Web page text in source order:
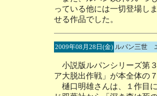
っている他には一切登場し
せる作品でした。
2009年08月28日(金) ルパン三世
小説版ルパンシリーズ第
ア大脱出作戦」が本全体の
樋口明雄さんは、１作目